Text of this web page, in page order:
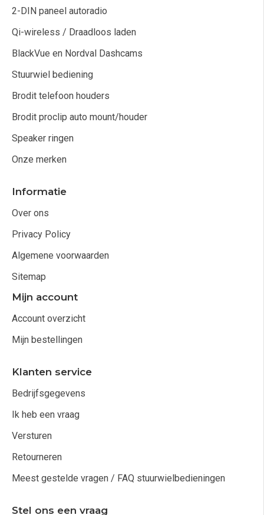
2-DIN paneel autoradio
Qi-wireless / Draadloos laden
BlackVue en Nordval Dashcams
Stuurwiel bediening
Brodit telefoon houders
Brodit proclip auto mount/houder
Speaker ringen
Onze merken
Informatie
Over ons
Privacy Policy
Algemene voorwaarden
Sitemap
Mijn account
Account overzicht
Mijn bestellingen
Klanten service
Bedrijfsgegevens
Ik heb een vraag
Versturen
Retourneren
Meest gestelde vragen / FAQ stuurwielbedieningen
Stel ons een vraag